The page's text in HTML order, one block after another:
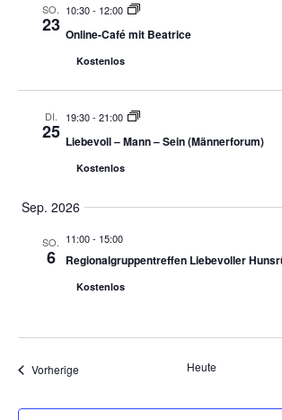
SO.
23
10:30- 12:00
Online-Café mit Beatrice
Kostenlos
DI.
25
19:30- 21:00
Liebevoll – Mann – Sein (Männerforum)
Kostenlos
Sep. 2026
SO.
6
11:00- 15:00
Regionalgruppentreffen Liebevoller
Kostenlos
VorherigeVeranstaltungen Heute